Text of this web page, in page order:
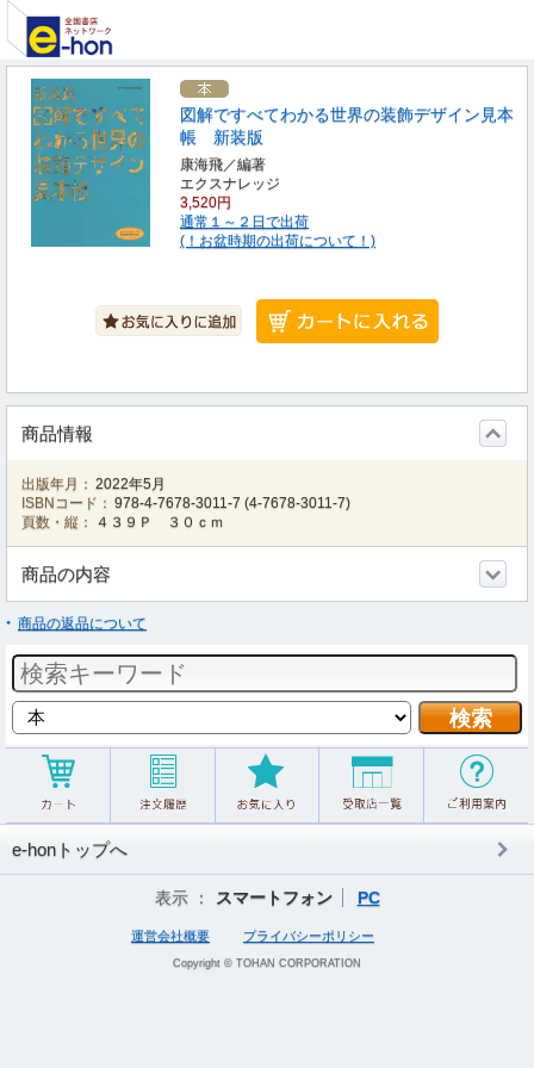
図解ですべてわかる世界の装飾デザイン見本
帳 新装版
康海飛／編著
エクスナレッジ
3,520円
通常１～２日で出荷
(！お盆時期の出荷について！)
商品情報
出版年月： 2022年5月
ISBNコード： 978-4-7678-3011-7 (4-7678-3011-7)
頁数・縦：
４３９Ｐ ３０ｃｍ
商品の内容
商品の返品について
e-honトップへ
表示 ： スマートフォン PC
運営会社概要 プライバシーポリシー
Copyright © TOHAN CORPORATION